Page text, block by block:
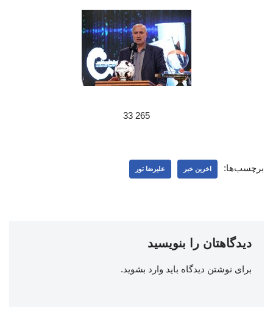
265 33
برچسب‌ها: اخرین خبر علیرضا تور
دیدگاهتان را بنویسید
برای نوشتن دیدگاه باید وارد بشوید.